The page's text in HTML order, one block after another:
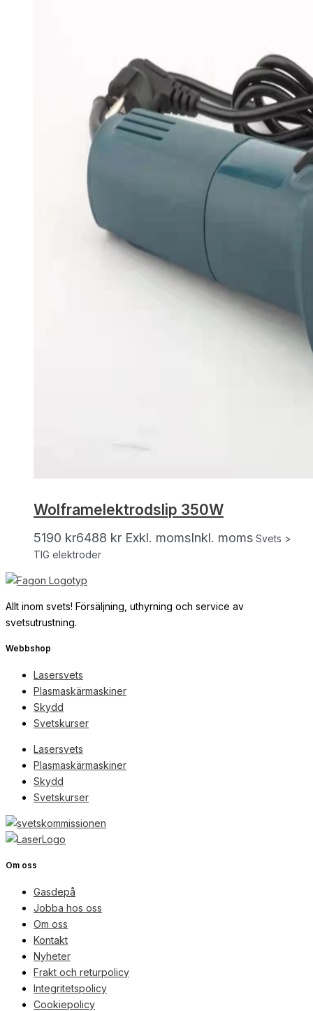
Wolframelektrodslip 350W
5190 kr6488 kr Exkl. momsInkl. moms Svets >
TIG elektroder
Allt inom svets! Försäljning, uthyrning och service av
svetsutrustning.
Webbshop
Lasersvets
Plasmaskärmaskiner
Skydd
Svetskurser
Lasersvets
Plasmaskärmaskiner
Skydd
Svetskurser
Om oss
Gasdepå
Jobba hos oss
Om oss
Kontakt
Nyheter
Frakt och returpolicy
Integritetspolicy
Cookiepolicy